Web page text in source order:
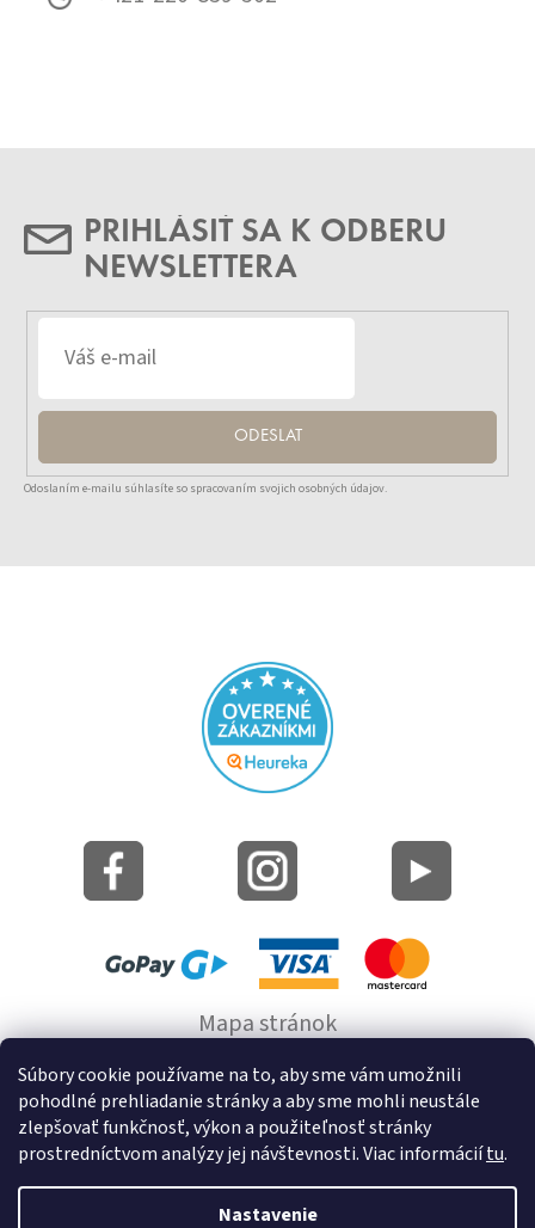
Súbory cookie používame na to, aby sme vám umožnili
pohodlné prehliadanie stránky a aby sme mohli neustále
zlepšovať funkčnosť, výkon a použiteľnosť stránky
prostredníctvom analýzy jej návštevnosti. Viac informáciítu.
Nastavenie
PRIHLÁSIŤ SA K ODBERU
NEWSLETTERA
ODESLAT
Odoslaním e-mailu súhlasíte so spracovaním svojich osobných údajov.
Mapa stránok
Informácie o cookie
© 2022 GRUND a.s.